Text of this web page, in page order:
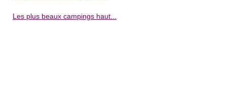
Les plus beaux campings haut...